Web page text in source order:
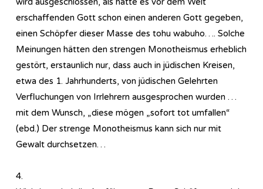
erschaffenden Gott schon einen anderen Gott gegeben,
einen Schöpfer dieser Masse des tohu wabuho…. Solche
Meinungen hätten den strengen Monotheismus erheblich
gestört, erstaunlich nur, dass auch in jüdischen Kreisen,
etwa des 1. Jahrhunderts, von jüdischen Gelehrten
Verfluchungen von Irrlehrern ausgesprochen wurden …
mit dem Wunsch, „diese mögen „sofort tot umfallen“
(ebd.) Der strenge Monotheismus kann sich nur mit
Gewalt durchsetzen…
4.